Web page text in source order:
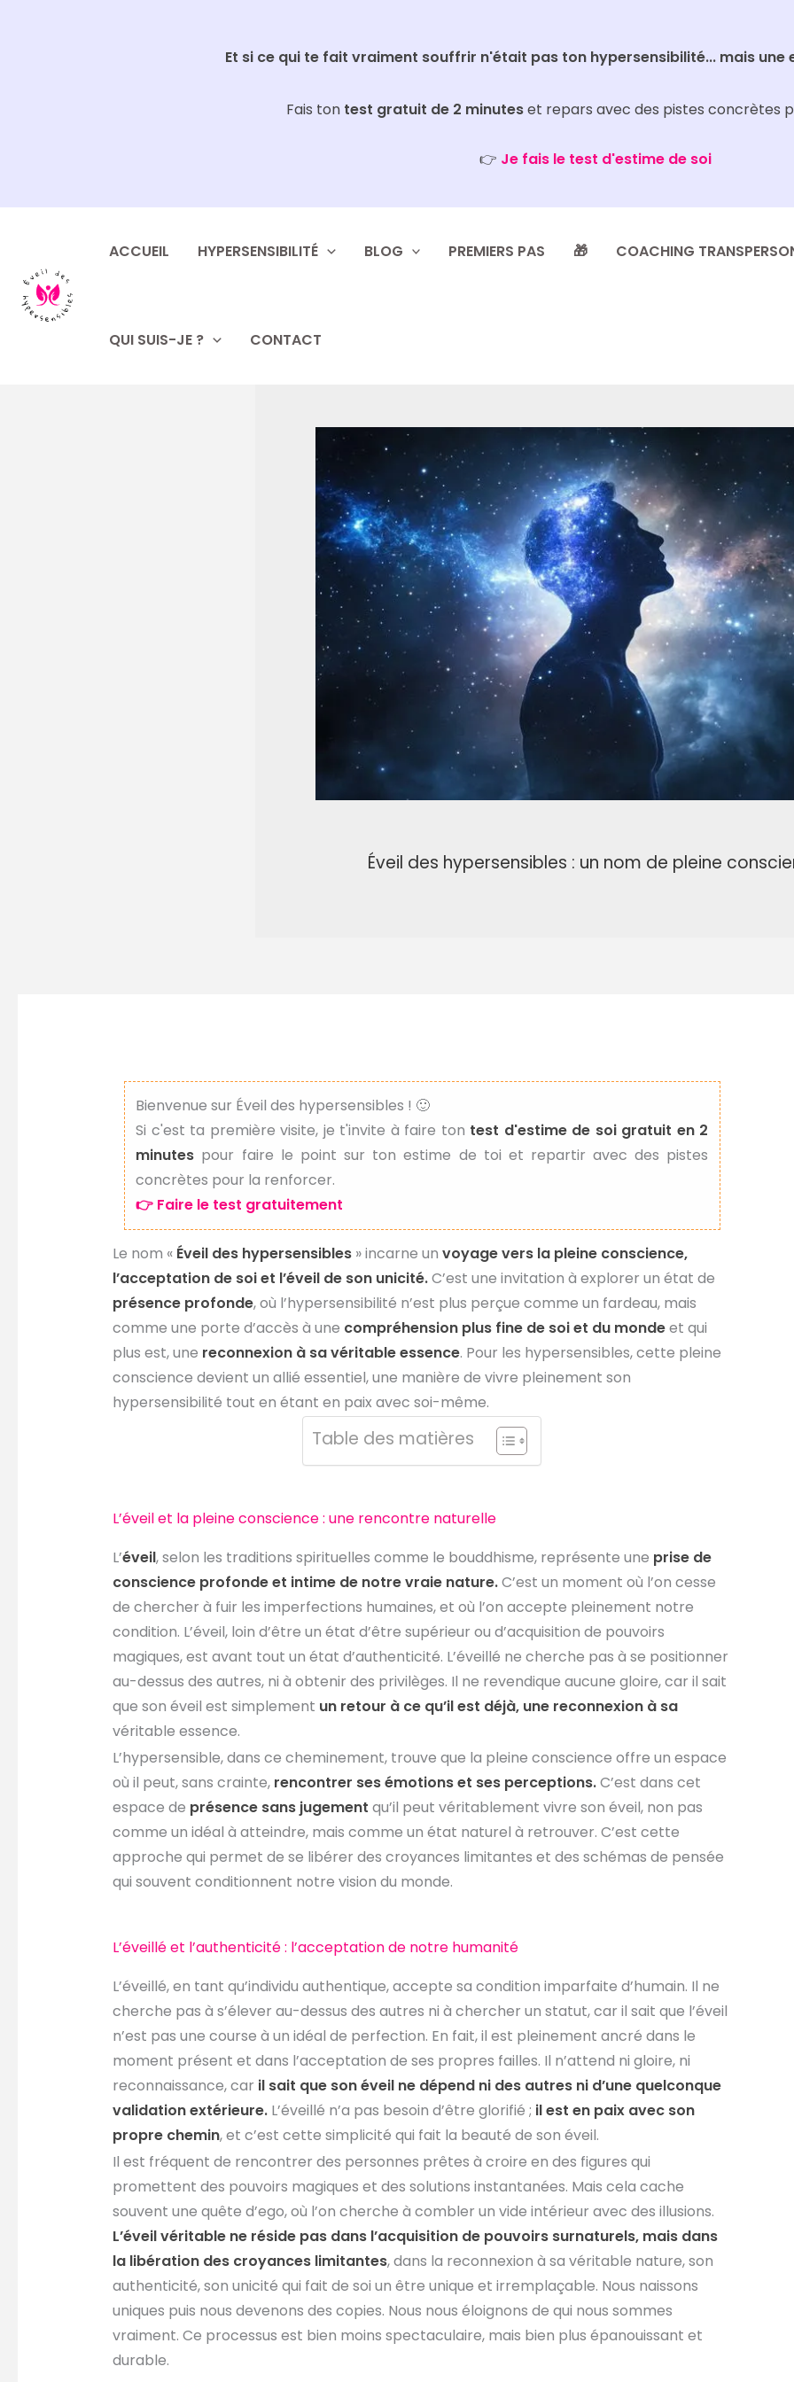
Et si ce qui te fait vraiment souffrir n'était pas ton hypersensibilité... mais une
Fais ton test gratuit de 2 minuteset repars avec des pistes concrètes
👉 Je fais le test d'estime de soi
ACCUEIL HYPERSENSIBILITÉ BLOG PREMIERS PAS 🎁 COACHING
QUI SUIS-JE ? CONTACT
Éveil des hypersensibles : un nom de pleine
Bienvenue sur Éveil des hypersensibles ! 🙂
Si c'est ta première visite, je t'invite à faire ton test d'estime de soi gratuit en 2
minutes pour faire le point sur ton estime de toi et repartir avec des pistes
concrètes pour la renforcer.
👉 Faire le test gratuitement
Le nom « Éveil des hypersensibles» incarne un voyage vers la pleine conscience,
l’acceptation de soi et l’éveil de son unicité.C’est une invitation à explorer un état de
présence profonde, où l’hypersensibilité n’est plus perçue comme un fardeau, mais
comme une porte d’accès à une compréhension plus fine de soi et du mondeet qui
plus est, une reconnexion à sa véritable essence. Pour les hypersensibles, cette pleine
conscience devient un allié essentiel, une manière de vivre pleinement son
hypersensibilité tout en étant en paix avec soi-même.
Table des matières
L’éveil et la pleine conscience : une rencontre naturelle
L’éveil, selon les traditions spirituelles comme le bouddhisme, représente une prise de
conscience profonde et intime de notre vraie nature.C’est un moment où l’on cesse
de chercher à fuir les imperfections humaines, et où l’on accepte pleinement notre
condition. L’éveil, loin d’être un état d’être supérieur ou d’acquisition de pouvoirs
magiques, est avant tout un état d’authenticité. L’éveillé ne cherche pas à se positionner
au-dessus des autres, ni à obtenir des privilèges. Il ne revendique aucune gloire, car il sait
que son éveil est simplement un retour à ce qu’il est déjà, une reconnexion à sa
véritable essence.
L’hypersensible, dans ce cheminement, trouve que la pleine conscience offre un espace
où il peut, sans crainte, rencontrer ses émotions et ses perceptions.C’est dans cet
espace de présence sans jugement qu’il peut véritablement vivre son éveil, non pas
comme un idéal à atteindre, mais comme un état naturel à retrouver. C’est cette
approche qui permet de se libérer des croyances limitantes et des schémas de pensée
qui souvent conditionnent notre vision du monde.
L’éveillé et l’authenticité : l’acceptation de notre humanité
L’éveillé, en tant qu’individu authentique, accepte sa condition imparfaite d’humain. Il ne
cherche pas à s’élever au-dessus des autres ni à chercher un statut, car il sait que l’éveil
n’est pas une course à un idéal de perfection. En fait, il est pleinement ancré dans le
moment présent et dans l’acceptation de ses propres failles. Il n’attend ni gloire, ni
reconnaissance, car il sait que son éveil ne dépend ni des autres ni d’une quelconque
validation extérieure.L’éveillé n’a pas besoin d’être glorifié ; il est en paix avec son
propre chemin, et c’est cette simplicité qui fait la beauté de son éveil.
Il est fréquent de rencontrer des personnes prêtes à croire en des figures qui
promettent des pouvoirs magiques et des solutions instantanées. Mais cela cache
souvent une quête d’ego, où l’on cherche à combler un vide intérieur avec des illusions.
L’éveil véritable ne réside pas dans l’acquisition de pouvoirs surnaturels, mais dans
la libération des croyances limitantes, dans la reconnexion à sa véritable nature, son
authenticité, son unicité qui fait de soi un être unique et irremplaçable. Nous naissons
uniques puis nous devenons des copies. Nous nous éloignons de qui nous sommes
vraiment. Ce processus est bien moins spectaculaire, mais bien plus épanouissant et
durable.